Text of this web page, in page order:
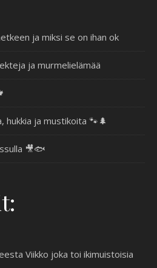
ja miksi se on ihan ok
ja murmelielämää
hukkia ja mustikoita 🐾🌲
🎥🐟
Viikko joka toi ikimuistoisia